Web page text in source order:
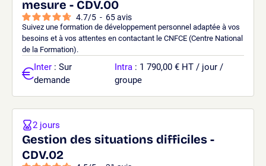
mesure - CDV.00
4.7/5 - 65avis
Suivez une formation de développement personnel adaptée à vos
besoins et à vos attentes en contactant le CNFCE (Centre National
de la Formation).
Inter : Sur
demande
Intra : 1 790,00 € HT / jour /
groupe
Gestion des situations difficiles -
CDV.02
2 jours